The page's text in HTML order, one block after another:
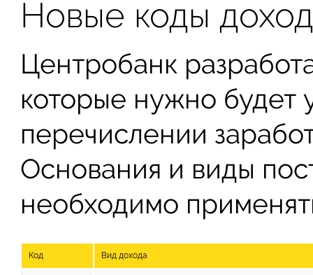
Новые коды
Центробанк
которые нужно будет
перечислении
Основания и виды
необходимо
Код Вид дохода